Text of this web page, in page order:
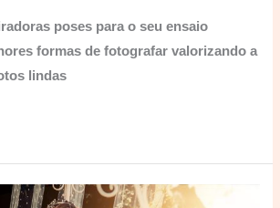
poses para o seu ensaio
formas de fotografar valorizando a
lindas